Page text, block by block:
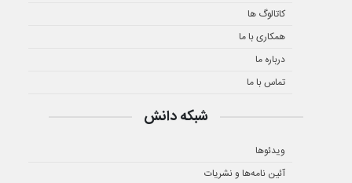
کاتالوگ ها
همکاری با ما
درباره ما
تماس با ما
شبکه دانش
ویدئوها
آئین نامه‌ها و نشریات